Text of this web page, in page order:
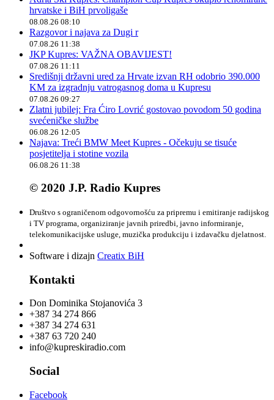
hrvatske i BiH prvoligaše
08.08.26 08:10
Razgovor i najava za Dugi r
07.08.26 11:38
JKP Kupres: VAŽNA OBAVIJEST!
07.08.26 11:11
Središnji državni ured za Hrvate izvan RH odobrio 390.000
KM za izgradnju vatrogasnog doma u Kupresu
07.08.26 09:27
Zlatni jubilej: Fra Ćiro Lovrić gostovao povodom 50 godina
svećeničke službe
06.08.26 12:05
Najava: Treći BMW Meet Kupres - Očekuju se tisuće
posjetitelja i stotine vozila
06.08.26 11:38
© 2020 J.P. Radio Kupres
Društvo s ograničenom odgovornošću za pripremu i emitiranje radijskog
i TV programa, organiziranje javnih priredbi, javno informiranje,
telekomunikacijske usluge, muzička produkciju i izdavačku djelatnost.
Software i dizajn Creatix BiH
Kontakti
Don Dominika Stojanovića 3
+387 34 274 866
+387 34 274 631
+387 63 720 240
info@kupreskiradio.com
Social
Facebook